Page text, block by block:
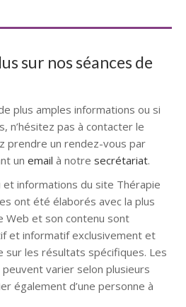
sur nos séances de
plus amples informations ou si
n’hésitez pas à contacter le
prendre un rendez-vous par
un email à notre secrétariat.
et informations du site Thérapie
ont été élaborés avec la plus
Web et son contenu sont
et informatif exclusivement et
sur les résultats spécifiques. Les
varier selon plusieurs
également d’une personne à